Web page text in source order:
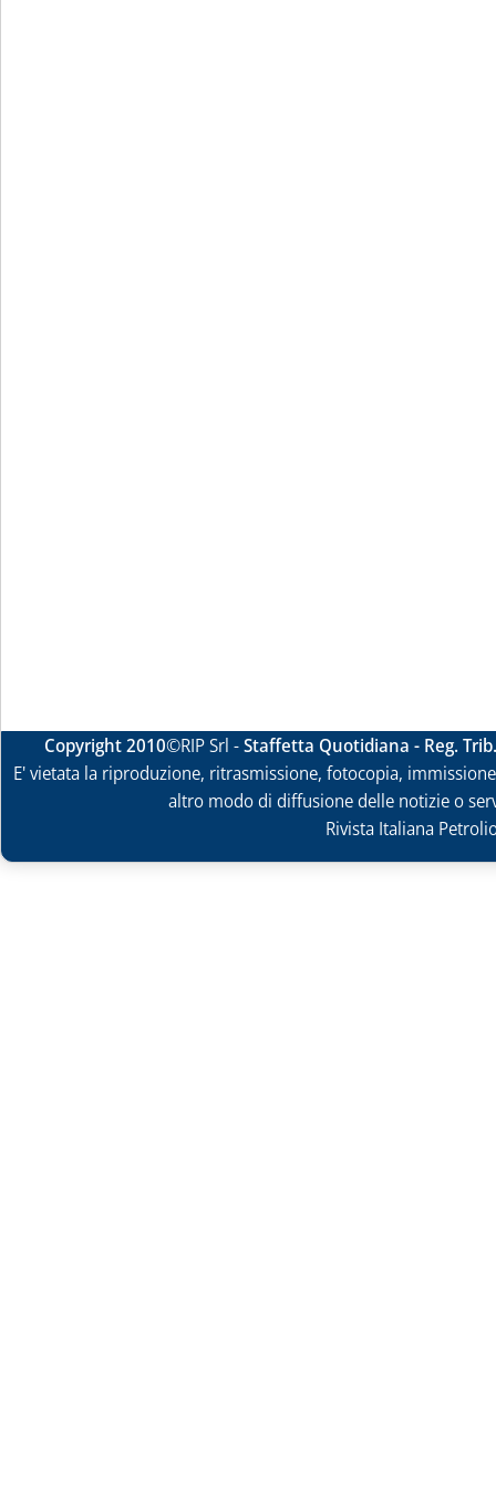
Copyright 2010©RIP Srl -Staffetta Quotidiana - Reg.
E' vietata la riproduzione, ritrasmissione, fotocopia,
altro modo di diffusione delle notizie o
Rivista Italiana